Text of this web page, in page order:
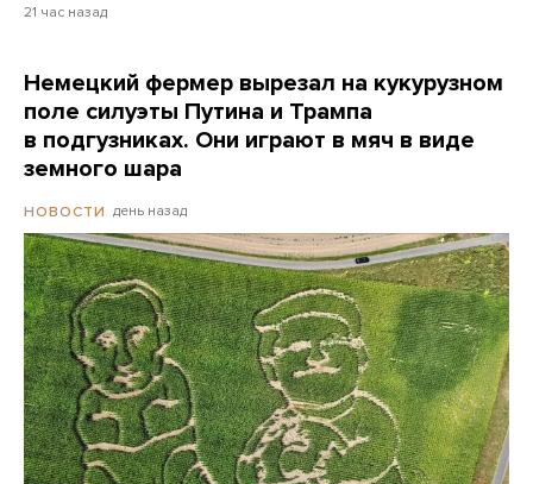
21 час назад
Немецкий фермер вырезал на кукурузном
поле силуэты Путина и Трампа
в подгузниках. Они играют в мяч в виде
земного шара
НОВОСТИ день назад